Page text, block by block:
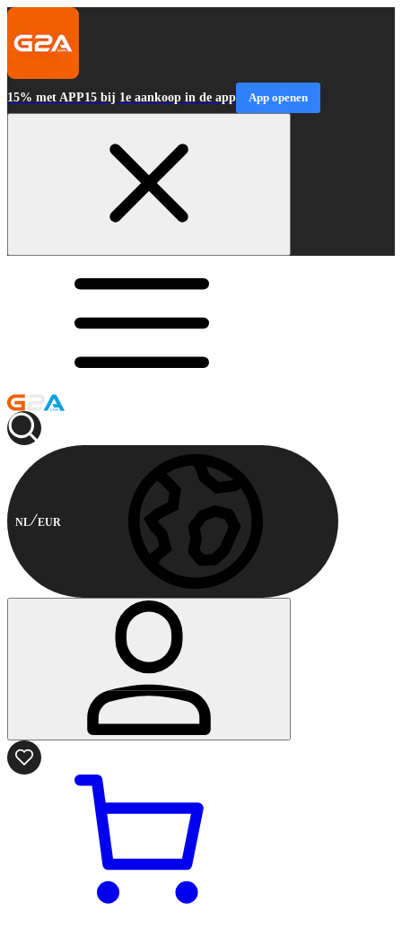
15% met APP15 bij 1e aankoop in de app App openen
NL EUR